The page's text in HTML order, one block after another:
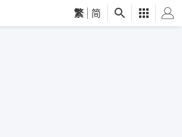
繁 简